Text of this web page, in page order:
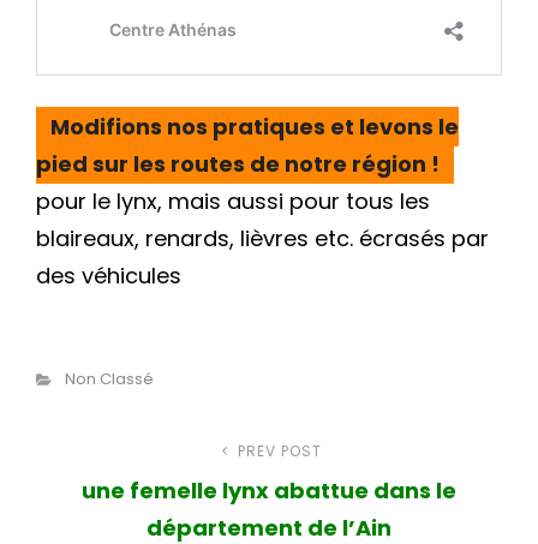
Modifions nos pratiques et levons le
pied sur les routes de notre région !
pour le lynx, mais aussi pour tous les
blaireaux, renards, lièvres etc. écrasés par
des véhicules
Catégories
Non Classé
Navigation Article
précédent
PREV POST
une femelle lynx abattue dans le
département de l’Ain